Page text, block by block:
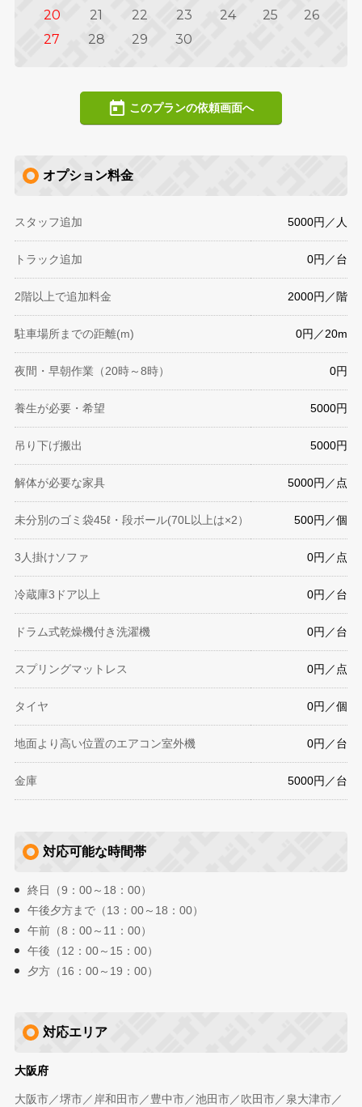
20 21 22 23 24 25
26
27
28 29 30
このプランの依頼画面へ
オプション料金
スタッフ追加 5000円／人
トラック追加 0円／台
2階以上で追加料金 2000円／階
駐車場所までの距離(m) 0円／20m
夜間・早朝作業（20時～8時） 0円
養生が必要・希望 5000円
吊り下げ搬出 5000円
解体が必要な家具 5000円／点
未分別のゴミ袋45ℓ・段ボール(70L以上は×2） 500円／個
3人掛けソファ 0円／点
冷蔵庫3ドア以上 0円／台
ドラム式乾燥機付き洗濯機 0円／台
スプリングマットレス 0円／点
タイヤ 0円／個
地面より高い位置のエアコン室外機 0円／台
金庫 5000円／台
対応可能な時間帯
終日（9：00～18：00）
午後夕方まで（13：00～18：00）
午前（8：00～11：00）
午後（12：00～15：00）
夕方（16：00～19：00）
対応エリア
大阪府
大阪市／堺市／岸和田市／豊中市／池田市／吹田市／泉大津市／